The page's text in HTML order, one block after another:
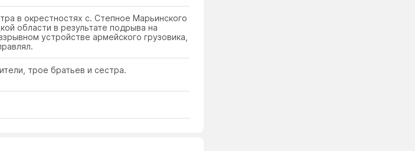
в окрестностях с. Степное Марьинского
области в результате подрыва на
устройстве армейского грузовика,
трое братьев и сестра.